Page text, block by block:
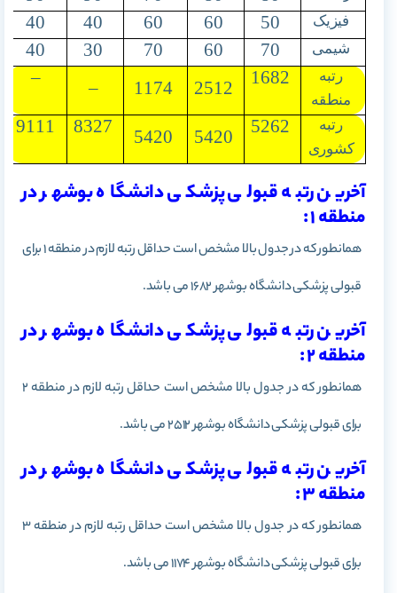
فیزیک 50
60
60
40
40
شیمی 70
60
70
30
40
رتبه
منطقه
1682
2512
1174
–
–
رتبه
کشوری
5262
5420
5420
8327
9111
آخرین رتبه قبولی پزشکی دانشگاه بوشهر در
منطقه 1 :
همانطور که در جدول بالا مشخص است حداقل رتبه لازم در منطقه 1 برای
قبولی پزشکی دانشگاه بوشهر 1682 می باشد.
آخرین رتبه قبولی پزشکی دانشگاه بوشهر در
منطقه 2 :
همانطور که در جدول بالا مشخص است حداقل رتبه لازم در منطقه 2
برای قبولی پزشکی دانشگاه بوشهر 2512 می باشد.
آخرین رتبه قبولی پزشکی دانشگاه بوشهر در
منطقه 3 :
همانطور که در جدول بالا مشخص است حداقل رتبه لازم در منطقه 3
برای قبولی پزشکی دانشگاه بوشهر 1174 می باشد.